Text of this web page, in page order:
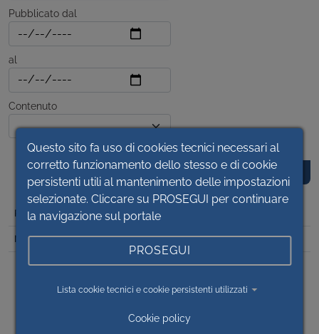
Pubblicato dal
al
Contenuto
DET
2023/14
PNRR - M6 C1 INVESTIMENTO 1.2.2 - CENTRALI OPERATIVE
SAVIGLIANO – CUP I49J21016760006 – (IMPORTO
CONTRARRE E AFFIDAMENTO PROGETTAZIONE
ESECUTIVA, DIREZIONE LAVORI E COORDINAMENTO
Questo sito fa uso di cookies tecnici necessari al
corretto funzionamento dello stesso e di cookie
persistenti utili al mantenimento delle impostazioni
selezionate. Cliccare su PROSEGUI per continuare
la navigazione sul portale
PROSEGUI
Lista cookie tecnici e cookie persistenti utilizzati
Cookie policy